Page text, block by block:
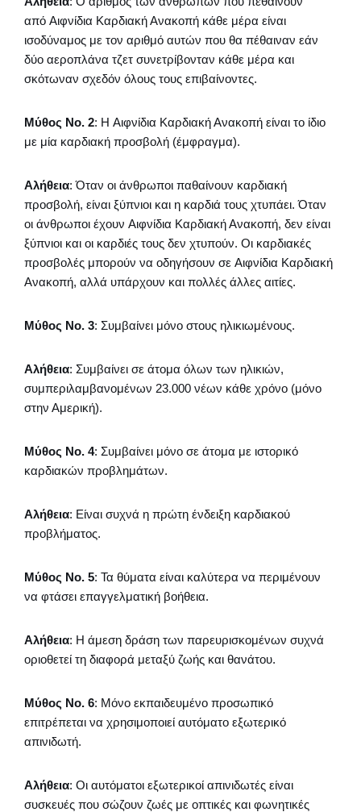
από Αιφνίδια Καρδιακή Ανακοπή κάθε μέρα είναι
ισοδύναμος με τον αριθμό αυτών που θα πέθαιναν εάν
δύο αεροπλάνα τζετ συνετρίβονταν κάθε μέρα και
σκότωναν σχεδόν όλους τους επιβαίνοντες.
Μύθος Νο. 2: Η Αιφνίδια Καρδιακή Ανακοπή είναι το ίδιο
με μία καρδιακή προσβολή (έμφραγμα).
Αλήθεια: Όταν οι άνθρωποι παθαίνουν καρδιακή
προσβολή, είναι ξύπνιοι και η καρδιά τους χτυπάει. Όταν
οι άνθρωποι έχουν Αιφνίδια Καρδιακή Ανακοπή, δεν είναι
ξύπνιοι και οι καρδιές τους δεν χτυπούν. Οι καρδιακές
προσβολές μπορούν να οδηγήσουν σε Αιφνίδια Καρδιακή
Ανακοπή, αλλά υπάρχουν και πολλές άλλες αιτίες.
Μύθος Νο. 3: Συμβαίνει μόνο στους ηλικιωμένους.
Αλήθεια: Συμβαίνει σε άτομα όλων των ηλικιών,
συμπεριλαμβανομένων 23.000 νέων κάθε χρόνο (μόνο
στην Αμερική).
Μύθος Νο. 4: Συμβαίνει μόνο σε άτομα με ιστορικό
καρδιακών προβλημάτων.
Αλήθεια: Είναι συχνά η πρώτη ένδειξη καρδιακού
προβλήματος.
Μύθος Νο. 5: Τα θύματα είναι καλύτερα να περιμένουν
να φτάσει επαγγελματική βοήθεια.
Αλήθεια: Η άμεση δράση των παρευρισκομένων συχνά
οριοθετεί τη διαφορά μεταξύ ζωής και θανάτου.
Μύθος Νο. 6: Μόνο εκπαιδευμένο προσωπικό
επιτρέπεται να χρησιμοποιεί αυτόματο εξωτερικό
απινιδωτή.
Αλήθεια: Οι αυτόματοι εξωτερικοί απινιδωτές είναι
συσκευές που σώζουν ζωές με οπτικές και φωνητικές